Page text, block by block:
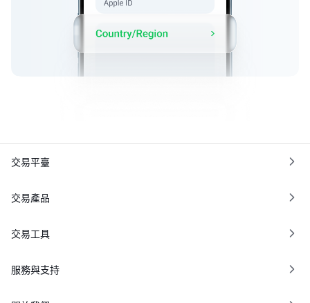
交易平臺
交易產品
交易工具
服務與支持